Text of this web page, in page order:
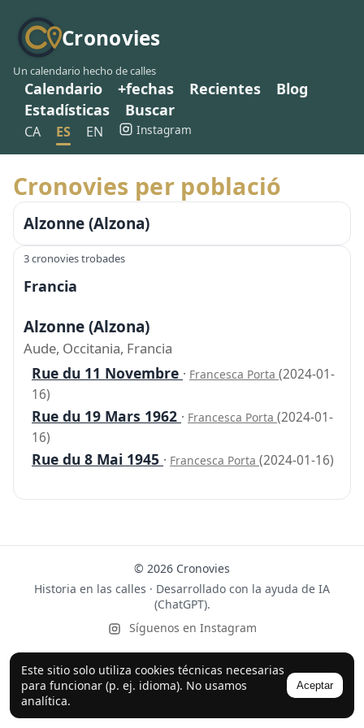
Cronovies
Un calendario hecho de calles
Calendario +fechas Recientes
Blog
Estadísticas
Buscar
CA ES EN Instagram
Este sitio solo utiliza cookies técnicas necesarias
para funcionar (p. ej. idioma). No usamos
analítica.
Aceptar
Cronovies per població
Alzonne (Alzona)
3 cronovies trobades
Francia
Alzonne (Alzona)
Aude, Occitania, Francia
Rue du 11 Novembre · Francesca Porta (2024-01-
16)
Rue du 19 Mars 1962 · Francesca Porta (2024-01-
16)
Rue du 8 Mai 1945 · Francesca Porta (2024-01-16)
© 2026 Cronovies
Historia en las calles · Desarrollado con la ayuda de IA
(ChatGPT).
Síguenos en Instagram